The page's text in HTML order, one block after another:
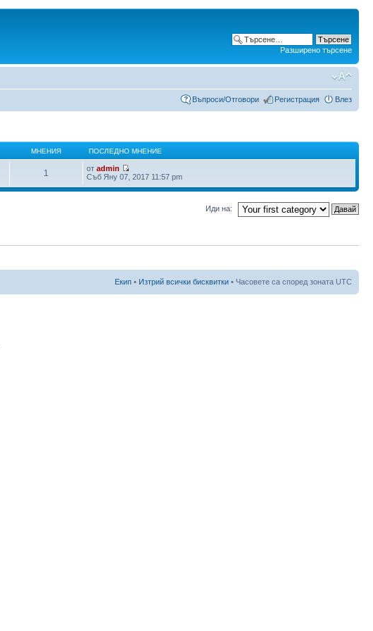
Разширено търсене
Въпроси/Отговори Регистрация Влез
МНЕНИЯ ПОСЛЕДНО МНЕНИЕ
1 отadmin
Съб Яну 07, 2017 11:57 pm
Иди на:
Екип • Изтрий всички бисквитки • Часовете са според зоната UTC